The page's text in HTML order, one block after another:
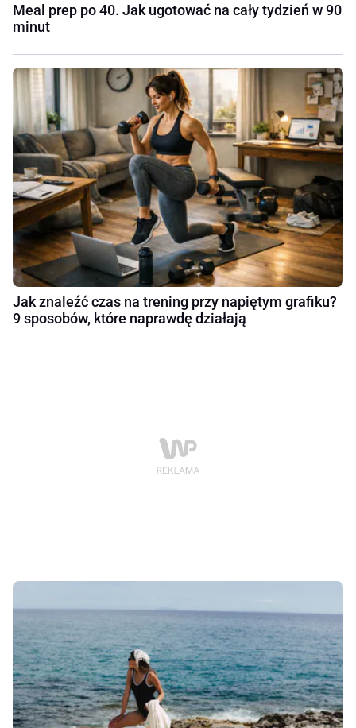
Meal prep po 40. Jak ugotować na cały tydzień w 90
minut
Jak znaleźć czas na trening przy napiętym grafiku?
9 sposobów, które naprawdę działają